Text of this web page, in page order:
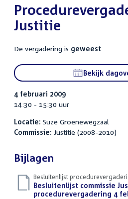
:
Justitie
De vergadering is geweest
Bekijk
4 februari 2009
14:30 - 15:30 uur
Locatie: Suze Groenewegzaal
Commissie: Justitie (2008-2010)
Bijlagen
Besluitenlijst
Download
bestand:
Besluitenlijst commissie
procedurevergadering 4